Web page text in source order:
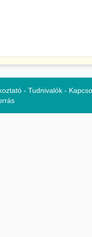
- Tudnivalók-